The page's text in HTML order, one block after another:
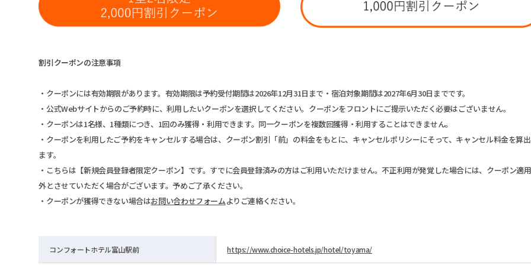
割引クーポンの注意事項
・クーポンには有効期限があります。有効期限は予約受付期間は2026年12月31日まで・宿泊対象期間は2027年6月30日までです。
・公式Webサイトからのご予約時に、利用したいクーポンを選択してください。クーポンをフロントにご提示いただく必要はございません。
・クーポンは1名様、1種類につき、1回のみ獲得・利用できます。同一クーポンを複数回獲得・利用することはできません。
・クーポンを利用したご予約をキャンセルする場合は、クーポン割引「前」の料金をもとに、キャンセルポリシーにそって、キャンセル料金を算
ます。
・こちらは【新規会員登録者限定クーポン】です。すでに会員登録済みの方はご利用いただけません。不正利用が発覚した場合には、クーポン適
外とさせていただく場合がございます。予めご了承ください。
・クーポンが獲得できない場合はお問い合わせフォームよりご連絡ください。
コンフォートホテル富山駅前 https://www.choice-hotels.jp/hotel/toyama/